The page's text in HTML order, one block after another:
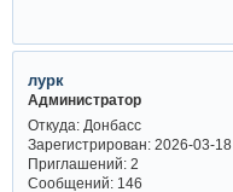
лурк
Администратор
Откуда:Донбасс
Зарегистрирован: 2026-03-18
Приглашений:2
Сообщений:146